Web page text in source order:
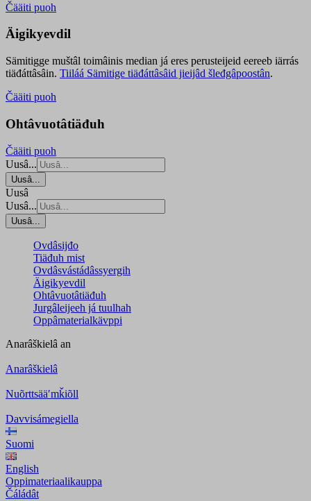
Čääiti puoh
Äigikyevdil
Sämitigge muštâl toimâinis median já eres perusteijeid eereeb iärrás
tiäđáttâsâin. Tiiláá Sämitige tiäđáttâsâid jieijâd šleđgâpoostân.
Čääiti puoh
Ohtâvuotâtiäđuh
Čääiti puoh
Uusâ...
Uusâ...
Uusâ
Uusâ...
Uusâ...
Ovdâsijđo
Tiäđuh mist
Ovdâsvástádâssyergih
Äigikyevdil
Ohtâvuotâtiäđuh
Jurgâleijeeh já tuulhah
Oppâmaterialkävppi
Anarâškielâ an
Anarâškielâ
Nuõrttsääʹmǩiõll
Davvisámegiella
Suomi
English
Oppimateriaalikauppa
Čáládât